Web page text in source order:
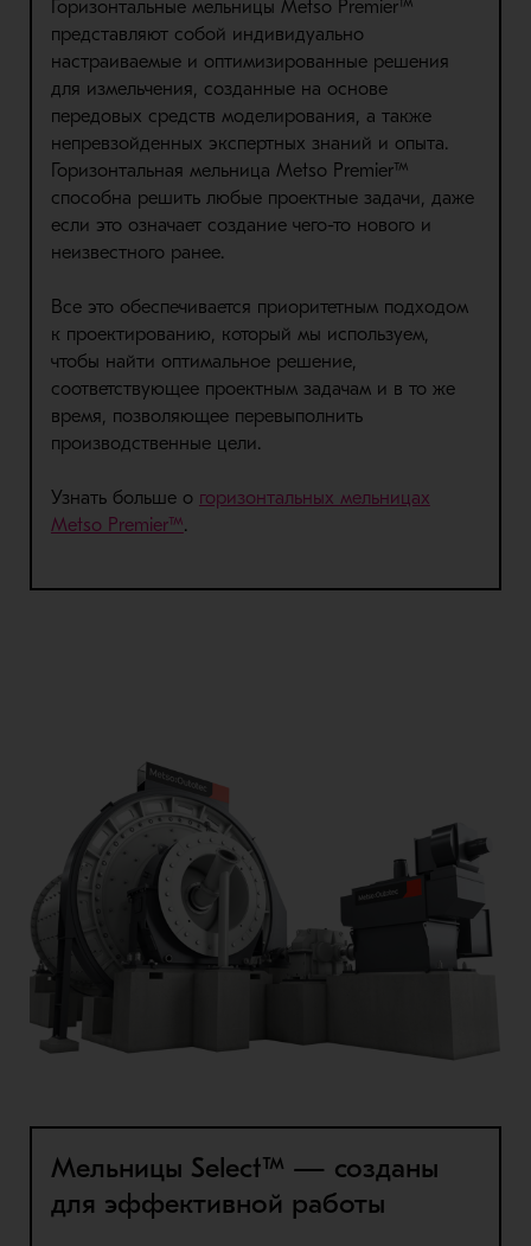
Горизонтальные мельницы Metso Premier™
представляют собой индивидуально
настраиваемые и оптимизированные решения
для измельчения, созданные на основе
передовых средств моделирования, а также
непревзойденных экспертных знаний и опыта.
Горизонтальная мельница Metso Premier™
способна решить любые проектные задачи, даже
если это означает создание чего-то нового и
неизвестного ранее.
Все это обеспечивается приоритетным подходом
к проектированию, который мы используем,
чтобы найти оптимальное решение,
соответствующее проектным задачам и в то же
время, позволяющее перевыполнить
производственные цели.
Узнать больше о горизонтальных мельницах
Metso Premier™.
Мельницы Select™ — созданы
для эффективной работы